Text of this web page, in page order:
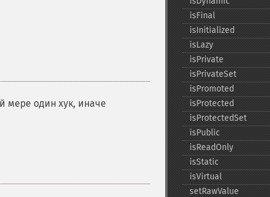
мере один хук, иначе
isFinal
isInitialized
isLazy
isPrivate
isPrivateSet
isPromoted
isProtected
isProtectedSet
isPublic
isReadOnly
isStatic
isVirtual
setRawValue